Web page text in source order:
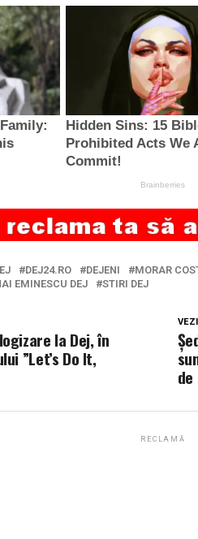
DEJ24.RO DEJENI MORAR
EMINESCU DEJ
STIRI DEJ
de
la Dej, în
”Let’s Do It,
RECLAMĂ